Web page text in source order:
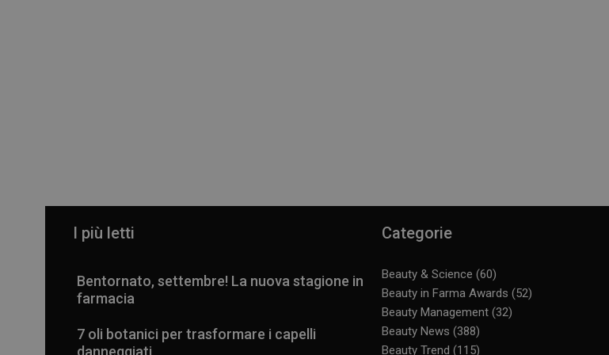
I più letti
Bentornato, settembre! La nuova stagione in
farmacia
7 oli botanici per trasformare i capelli
danneggiati
Categorie
Beauty & Science (60)
Beauty in Farma Awards (52)
Beauty Management(32)
Beauty News (388)
Beauty Trend (115)